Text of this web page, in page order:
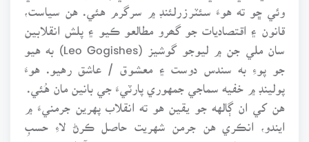
وئي ڇو ته هوءَ سئٽرزرلئنڊ ۾ سرگرم هئي. هن سياست،
قانون ۽ اقتصاديات جو گھرو مطالعو ڪيو ۽ پلش انقلابين
سان ملي جن ۾ ليوجو گوشيز (Leo Gogishes) به هيو
جو پوءِ به سندس دوست ۽ معشوق / عاشق رهيو. هوءَ
پولينڊ ۾ خفيه سماجي جمهوري پارٽيءَ جي بانين مان هُئي.
هن کي ان ڳالهه جو يقين هو ته انقلاب پهرين جرمنيءَ ۾
ايندو، انڪري هن جرمن شهريت حاصل ڪرڻ لاءِ حسبِ
ضرورت شادي ڪئي ۽ جرمنيءَ جي پهرين آزاد عورت –